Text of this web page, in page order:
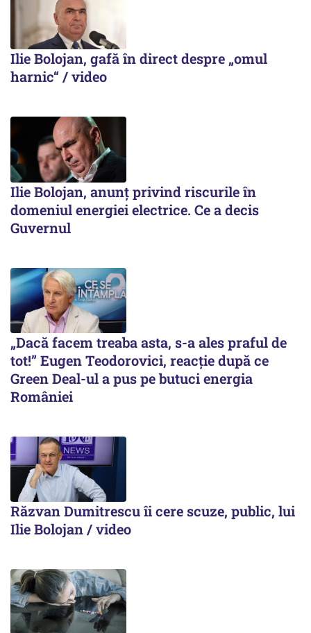
Ilie Bolojan, gafă în direct despre „omul
harnic“ / video
Ilie Bolojan, anunț privind riscurile în
domeniul energiei electrice. Ce a decis
Guvernul
„Dacă facem treaba asta, s-a ales praful de
tot!” Eugen Teodorovici, reacție după ce
Green Deal-ul a pus pe butuci energia
României
Răzvan Dumitrescu îi cere scuze, public, lui
Ilie Bolojan / video